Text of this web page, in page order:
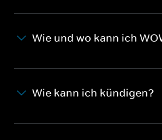
Wie und wo kann ich
Wie kann ich kündigen?